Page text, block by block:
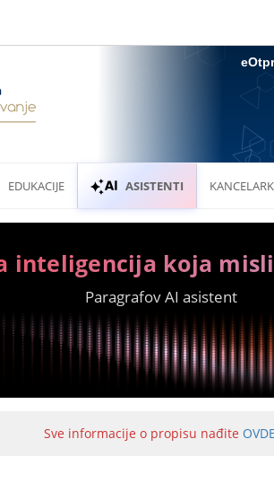
EDUKACIJE ASISTENTI
inteligencija koja
Paragrafov AI asistent
Sve informacije o propisu nađite OVDE